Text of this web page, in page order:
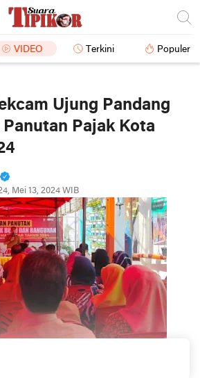
VIDEO Terkini Populer
Ujung Pandang
Pajak Kota
Mei 13, 2024 WIB